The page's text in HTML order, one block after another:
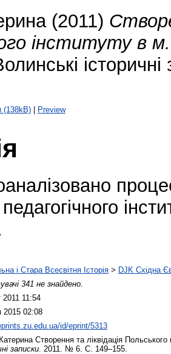
(2011)
інституту в
(138kB)| Preview
і Стара Всесвітня Історія > DJK Східна
341 не знайдено.
2011 11:54
2015 02:08
id/eprint/5313
Створення та ліквідація
записки . 2011. № 6. С. 149–155.